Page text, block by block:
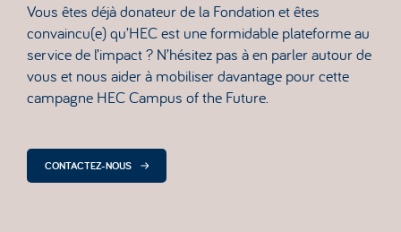
Vous êtes déjà donateur de la Fondation et êtes
convaincu(e) qu’HEC est une formidable plateforme au
service de l’impact ? N’hésitez pas à en parler autour de
vous et nous aider à mobiliser davantage pour cette
campagne HEC Campus of the Future.
CONTACTEZ-NOUS